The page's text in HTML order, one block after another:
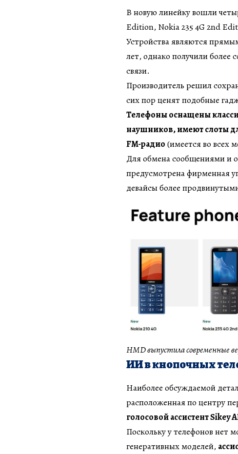
В новую линейку вошли
Edition, Nokia 235 4G 2nd
Устройства являются
лет, однако получили более
связи.
Производитель решил
сих пор ценят подобные
Телефоны оснащены
наушников, имеют слоты
FM-радио (имеется во всех
Для обмена сообщениями и
предусмотрена фирменная
девайсы более
HMD выпустила современные
ИИ в кнопочных
Наиболее обсуждаемой
расположенная по центру
голосовой ассистент Sikey
Поскольку у телефонов нет
генеративных моделей,